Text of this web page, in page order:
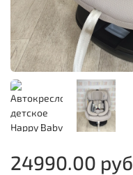
24990.00 руб